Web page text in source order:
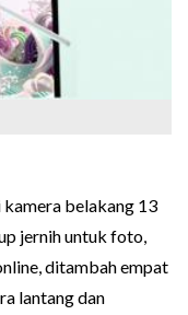
belakang 13
jernih untuk foto,
ditambah empat
lantang dan